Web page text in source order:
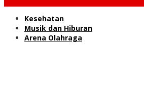
Kesehatan
Musik dan Hiburan
Arena Olahraga